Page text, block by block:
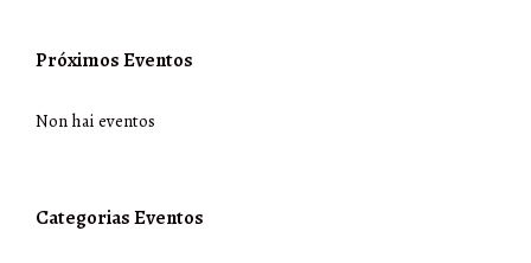
Próximos Eventos
Non hai eventos
Categorias Eventos